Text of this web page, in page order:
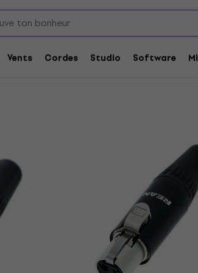
Vents Cordes Studio Software